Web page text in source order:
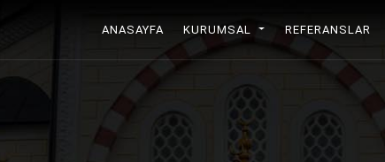
ANASAYFA (CURRENT)
KURUMSAL REFERANSLAR